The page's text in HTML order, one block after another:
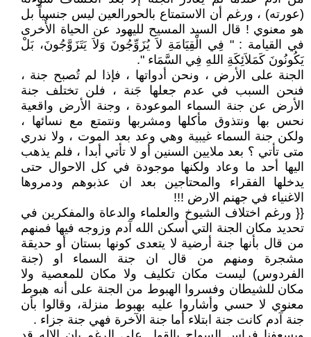
(عورته) ، ورغم أن الاستمتاع بالحورالعين ليس جنسياً بل
هو معنوي ! قال السيد المسيح لليهود عن الحياة الأُخرى
في القيامة : " فِي الْقِيَامَةِ لاَ يُزَوِّجُونَ وَلاَ يَتَزَوَّجُونَ، بَلْ
يَكُونُونَ كَمَلاَئِكَةِ اللهِ فِي السَّمَاء ".
الجنة على الأرض ، ونحن أدواتها ، فإذا لم تُصبح جنة ،
فنحن السبب في عدم جعلها جَنة ، فلن تختلف جنة
الأرض عن جنة السماء الموعودة ، وجنة الأرض واقعية
نحس بها ونتذوق مأكلها ومشربها ونتمتع مع نسائها ،
ولكن جنة السماء غيبية وهي وعد بعد الموت ، ولا ندري
متى تأتي ؟ بعد ملايين السنين أو لا تأتي أبدا ، فلم يذهب
اليها أحد ما وعاد ولكنها موجودة في كل الاحوال حتى
يدخلها الفقراء والمحتاجين بعد ان عذبوهم ودمروها
الاغنياء في جهنم الارض !!!
{{ ورغم اختلاف الشيوخ والعلماء والدعاة والمفكرين في
تحديد مكان الجنة التي أسكن الله آدم وزوجه فيها فمنهم
من قال بأنها جنة أرضية لا يتعدى كونها بستان أو حديقة
مشجرة ومنهم من قال ان جنة السماء او (جنة
الفردوس) ليست مكان تكليف ولا مكان للمعصية ولا
مكان للشيطان وفسروا الهبوط من الجنة على أنه هبوط
معنوي لا حسي وأشاروا عليه بهبوط منزلة، وقالوا بأن
جنة آدم كانت جنة ابتلاء أما جنة الآخرة فهي جنة جزاء .